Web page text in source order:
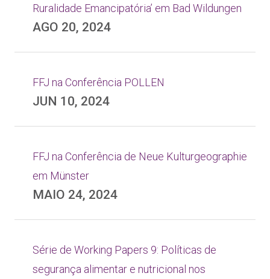
Ruralidade Emancipatória’ em Bad Wildungen
AGO 20, 2024
FFJ na Conferência POLLEN
JUN 10, 2024
FFJ na Conferência de Neue Kulturgeographie
em Münster
MAIO 24, 2024
Série de Working Papers 9: Políticas de
segurança alimentar e nutricional nos